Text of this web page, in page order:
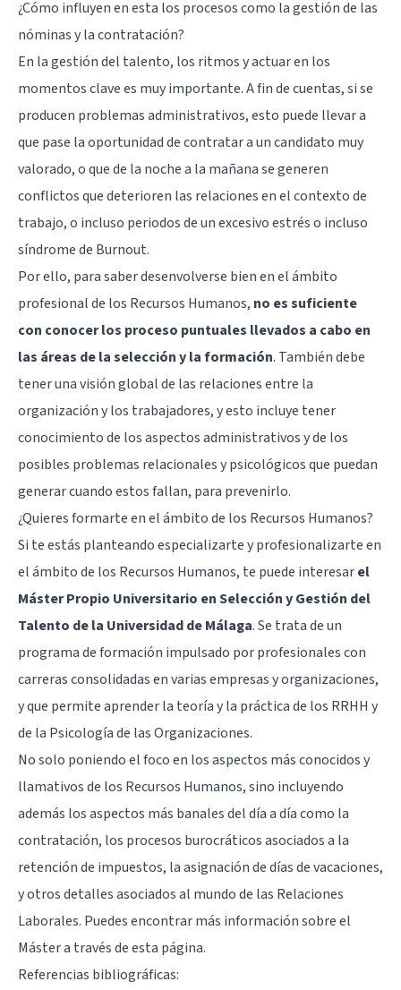
¿Cómo influyen en esta los procesos como la gestión de las
nóminas y la contratación?
En la gestión del talento, los ritmos y actuar en los
momentos clave es muy importante. A fin de cuentas, si se
producen problemas administrativos, esto puede llevar a
que pase la oportunidad de contratar a un candidato muy
valorado, o que de la noche a la mañana se generen
conflictos que deterioren las relaciones en el contexto de
trabajo, o incluso periodos de un excesivo estrés o incluso
síndrome de Burnout.
Por ello, para saber desenvolverse bien en el ámbito
profesional de los Recursos Humanos, no es suficiente
con conocer los proceso puntuales llevados a cabo en
las áreas de la selección y la formación. También debe
tener una visión global de las relaciones entre la
organización y los trabajadores, y esto incluye tener
conocimiento de los aspectos administrativos y de los
posibles problemas relacionales y psicológicos que puedan
generar cuando estos fallan, para prevenirlo.
¿Quieres formarte en el ámbito de los Recursos Humanos?
Si te estás planteando especializarte y profesionalizarte en
el ámbito de los Recursos Humanos, te puede interesarel
Máster Propio Universitario en Selección y Gestión del
Talento de la Universidad de Málaga. Se trata de un
programa de formación impulsado por profesionales con
carreras consolidadas en varias empresas y organizaciones,
y que permite aprender la teoría y la práctica de los RRHH y
de la Psicología de las Organizaciones.
No solo poniendo el foco en los aspectos más conocidos y
llamativos de los Recursos Humanos, sino incluyendo
además los aspectos más banales del día a día como la
contratación, los procesos burocráticos asociados a la
retención de impuestos, la asignación de días de vacaciones,
y otros detalles asociados al mundo de las Relaciones
Laborales. Puedes encontrar más información sobre el
Máster a través deesta página.
Referencias bibliográficas: